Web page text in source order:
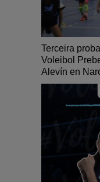
Terceira
Voleibol
Alevín en